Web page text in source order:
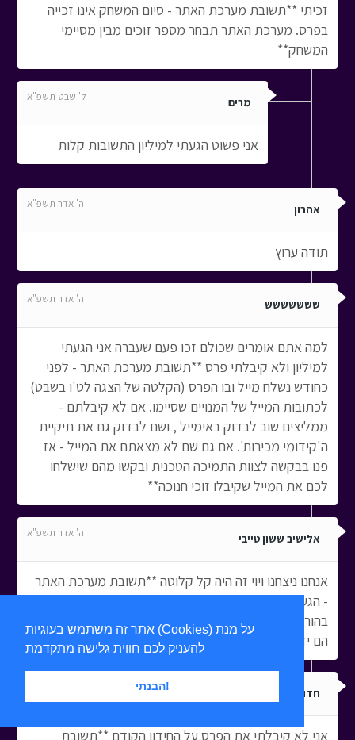
אתר זה משתמש בעוגיות (Cookies) על מנת
הבנתי!
זכיתי **תשובת מערכת האתר - סיום המשחק אינו זכייה
בפרס. מערכת האתר תבחר מספר זוכים מבין מסיימי
המשחק**
מרים ל' שבט תשפ"א
אני פשוט הגעתי למיליון התשובות קלות
אהרון ה' אדר תשפ"א
תודה ערוץ
ששששששש ה' אדר תשפ"א
למה אתם אומרים שכולם זכו פעם שעברה אני הגעתי
למיליון ולא קיבלתי פרס **תשובת מערכת האתר - לפני
כחודש נשלח מייל ובו הפרס (הקלטה של הצגה לט'ו בשבט)
לכתובות המייל של המנויים שסיימו. אם לא קיבלתם -
ממליצים שוב לבדוק באימייל , ושם לבדוק גם את תיקיית
ה'קידומי מכירות'. אם גם שם לא מצאתם את המייל - אז
פנו בבקשה לצוות התמיכה הטכנית ובקשו מהם שישלחו
לכם את המייל שקיבלו זוכי חנוכה**
אלישיב ששון טייבי ה' אדר תשפ"א
אנחנו ניצחנו ויוי זה היה קל קלוטה **תשובת מערכת האתר
- הגעה למיליון וסיום המשחק לא מהווים זכייה. כפי שכתוב
בהוראות המשחק - 3 זוכים יבחרו מבין מסיימי המשחק, ורק
הם יזכו בפרס**
חדוה רענן
אני לא קיבלתי את הפרס על החידון הקודם **תשובת